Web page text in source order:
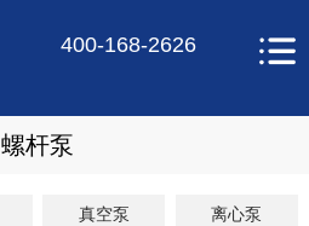
400-168-2626
螺杆泵
真空泵 离心泵